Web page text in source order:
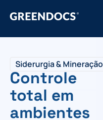
Siderurgia & Mineração
Controle
total em
ambientes